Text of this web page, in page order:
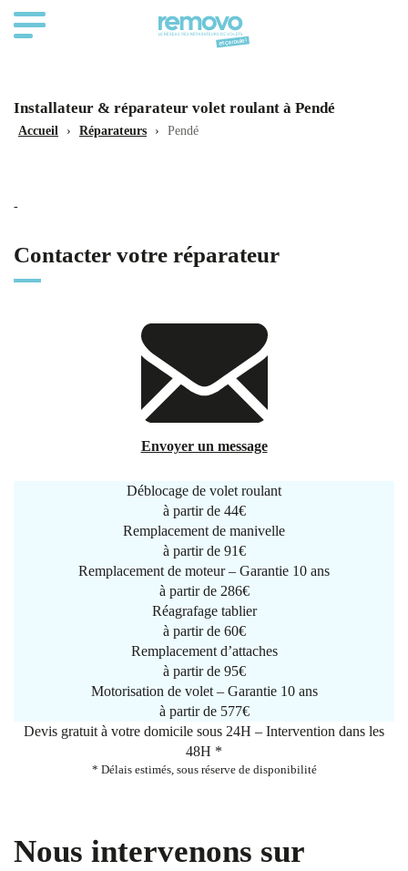
Installateur & réparateur volet roulant à Pendé
Accueil › Réparateurs › Pendé
-
Contacter votre réparateur
Envoyer un message
Déblocage de volet roulant
à partir de 44€
Remplacement de manivelle
à partir de 91€
Remplacement de moteur – Garantie 10 ans
à partir de 286€
Réagrafage tablier
à partir de 60€
Remplacement d’attaches
à partir de 95€
Motorisation de volet – Garantie 10 ans
à partir de 577€
Devis gratuit à votre domicile sous 24H – Intervention dans les
48H *
* Délais estimés, sous réserve de disponibilité
Nous intervenons sur